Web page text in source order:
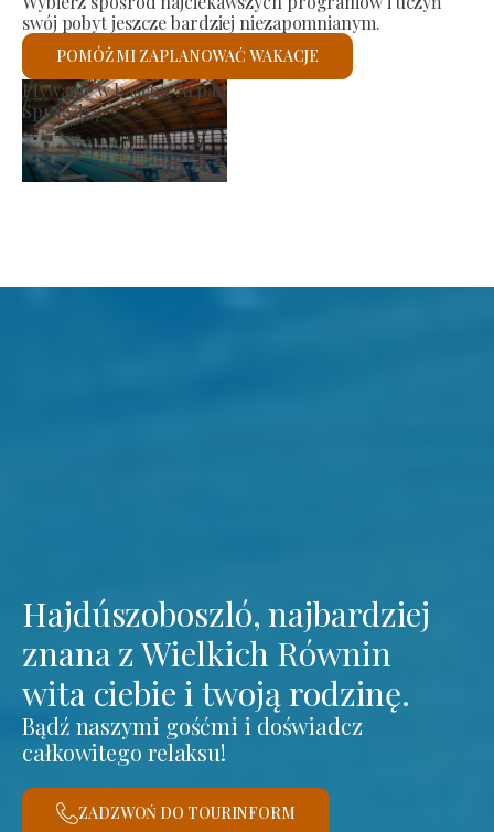
swój pobyt jeszcze bardziej niezapomnianym.
POMÓŻ MI ZAPLANOWAĆ WAKACJE
Rynek producenta
Sprawdzę
Hajdúszoboszló, najbardziej
znana z Wielkich Równin
wita ciebie i twoją rodzinę.
Bądź naszymi gośćmi i doświadcz
całkowitego relaksu!
ZADZWOŃ DO TOURINFORM